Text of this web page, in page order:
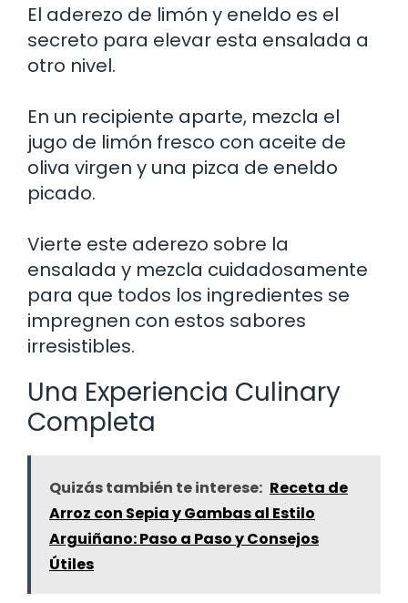
El aderezo de limón y eneldo es el
secreto para elevar esta ensalada a
otro nivel.
En un recipiente aparte, mezcla el
jugo de limón fresco con aceite de
oliva virgen y una pizca de eneldo
picado.
Vierte este aderezo sobre la
ensalada y mezcla cuidadosamente
para que todos los ingredientes se
impregnen con estos sabores
irresistibles.
Una Experiencia Culinary
Completa
Quizás también te interese: Receta de
Arroz con Sepia y Gambas al Estilo
Arguiñano: Paso a Paso y Consejos
Útiles